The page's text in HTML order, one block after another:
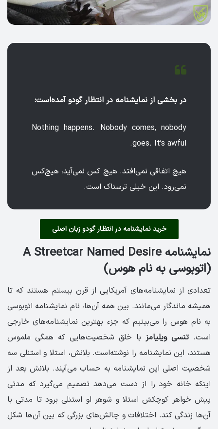
در بخشی از نمایشنامه در انتظار گودو آمده‌است:
Nothing happens. Nobody comes, nobody
goes. It’s awful.
هیچ اتفاقی نمی‌افتد. هیچ کس نمی‌آید، هیچ‌کس
نمی‌رود. این خیلی ترسناک است.
خرید نمایشنامه در انتظار گودو زبان اصلی
نمایشنامه A Streetcar Named Desire
(اتوبوسی به نام هوس)
تعدادی از نمایشنامه‌های آمریکایی از قرن بیستم هستند که تا
همیشه ماندگار می‌مانند. بین همه آن‌ها، نام نمایشنامه اتوبوسی
به نام هوس را می‌بینیم که جزء بهترین نمایشنامه‌های خارجی
است. تنسی ویلیامز با خلق شخصیت‌هایی که همگی ملموس
هستند، این نمایشنامه را نوشته‌است. بلانش، استلا و استنلی سه
شخصیت اصلی این نمایشنامه به حساب می‌آیند. بلانش بعد از
اینکه خانه خود را از دست می‌دهد تصمیم می‌گیرد که مدتی
پیش خواهر کوچکش استلا و شوهر او استنلی برود تا مدتی با
آن‌ها زندگی کند. اختلافات و چالش‌های بزرگی که بین آن‌ها شکل